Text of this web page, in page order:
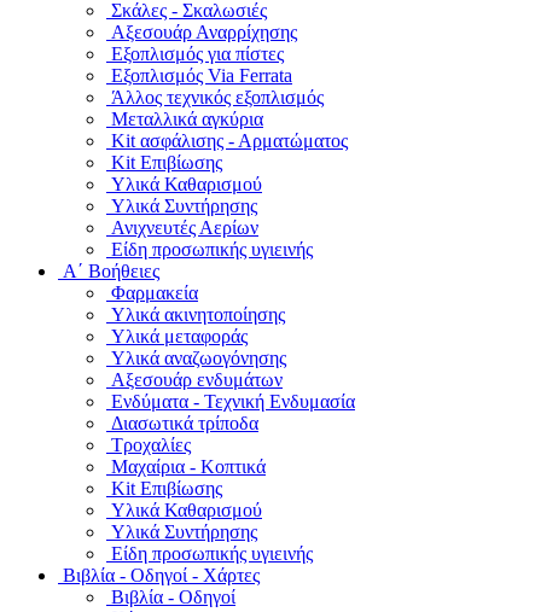
Σκάλες - Σκαλωσιές
Αξεσουάρ Αναρρίχησης
Εξοπλισμός για πίστες
Εξοπλισμός Via Ferrata
Άλλος τεχνικός εξοπλισμός
Μεταλλικά αγκύρια
Kit ασφάλισης - Αρματώματος
Kit Επιβίωσης
Υλικά Καθαρισμού
Υλικά Συντήρησης
Ανιχνευτές Αερίων
Είδη προσωπικής υγιεινής
Α΄ Βοήθειες
Φαρμακεία
Υλικά ακινητοποίησης
Υλικά μεταφοράς
Υλικά αναζωογόνησης
Αξεσουάρ ενδυμάτων
Ενδύματα - Τεχνική Ενδυμασία
Διασωτικά τρίποδα
Τροχαλίες
Μαχαίρια - Κοπτικά
Kit Επιβίωσης
Υλικά Καθαρισμού
Υλικά Συντήρησης
Είδη προσωπικής υγιεινής
Bιβλία - Οδηγοί - Χάρτες
Βιβλία - Οδηγοί